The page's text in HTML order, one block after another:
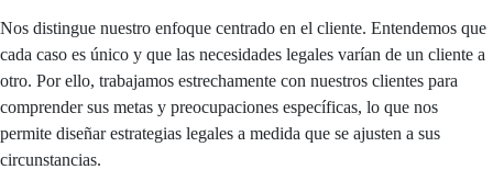
Nos distingue nuestro enfoque centrado en el cliente. Entendemos que
cada caso es único y que las necesidades legales varían de un cliente a
otro. Por ello, trabajamos estrechamente con nuestros clientes para
comprender sus metas y preocupaciones específicas, lo que nos
permite diseñar estrategias legales a medida que se ajusten a sus
circunstancias.